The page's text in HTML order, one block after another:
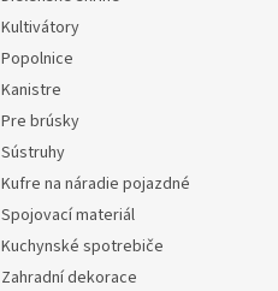
Kultivátory
Popolnice
Kanistre
Pre brúsky
Sústruhy
Kufre na náradie pojazdné
Spojovací materiál
Kuchynské spotrebiče
Zahradní dekorace